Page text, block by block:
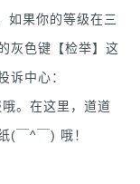
如果你的等级在三
灰色键【检举】这
诉中心：
。在这里，道道
(￣^￣) 哦！